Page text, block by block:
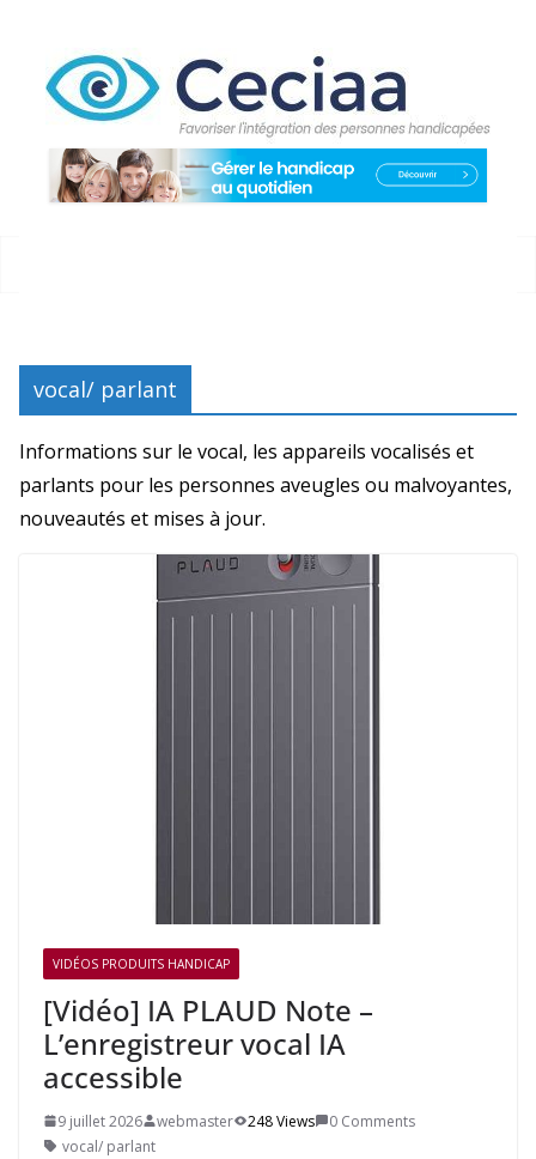
contenu
vocal/ parlant
Informations sur le vocal, les appareils vocalisés et
parlants pour les personnes aveugles ou malvoyantes,
nouveautés et mises à jour.
VIDÉOS PRODUITS HANDICAP
[Vidéo] IA PLAUD Note –
L’enregistreur vocal IA
accessible
9 juillet 2026 webmaster 248 Views
0 Comments
vocal/ parlant